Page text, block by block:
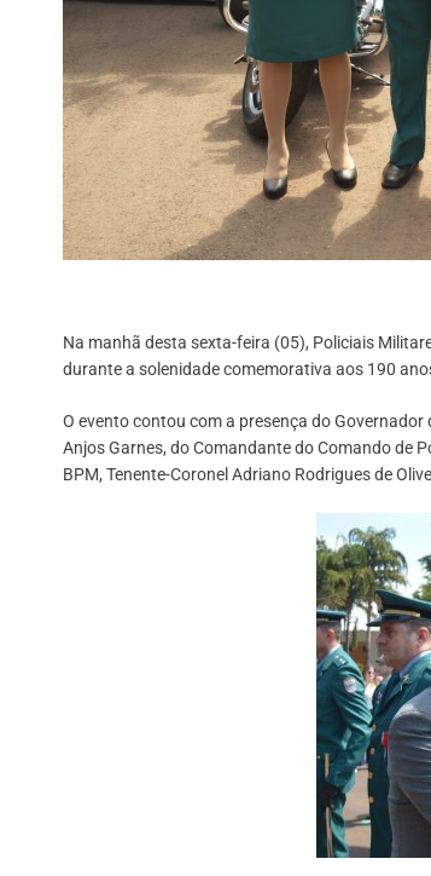
Na manhã desta sexta-feira (05), Policiais
durante a solenidade comemorativa aos 190
O evento contou com a presença do
Anjos Garnes, do Comandante do Comando de
BPM, Tenente-Coronel Adriano Rodrigues de